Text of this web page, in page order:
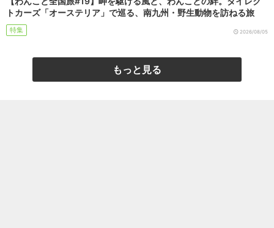
トカーズ「オーステリア」で巡る、南九州・野生動物を訪ねる旅
特集 2026/08/05
もっと見る